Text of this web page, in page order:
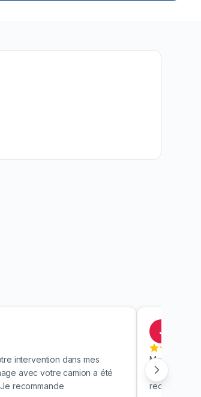
intervention dans mes
avec votre camion a été
recommande
J
Merci
toilettes en